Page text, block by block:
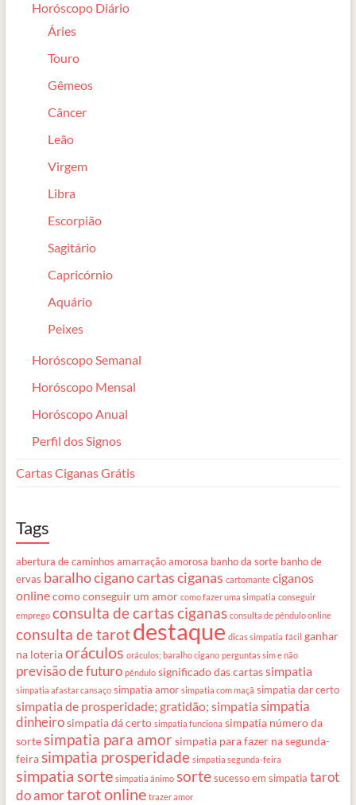
Horóscopo Diário
Áries
Touro
Gêmeos
Câncer
Leão
Virgem
Libra
Escorpião
Sagitário
Capricórnio
Aquário
Peixes
Horóscopo Semanal
Horóscopo Mensal
Horóscopo Anual
Perfil dos Signos
Cartas Ciganas Grátis
Tags
abertura de caminhos amarração amorosa banho da sorte banho de
ervas baralho ciganocartas ciganas cartomante ciganos
onlinecomo conseguir um amor como fazer uma simpatia conseguir
emprego consulta de cartas ciganas consulta de pêndulo online
consulta de tarotdestaque dicas simpatia fácil ganhar
na loteriaoráculos oráculos; baralho cigano perguntas sim e não
previsão de futuro pêndulo significado das cartassimpatia
simpatia afastar cansaço simpatia amor simpatia com maçã simpatia dar certo
simpatia de prosperidade; gratidão; simpatia simpatia
dinheirosimpatia dá certo simpatia funciona simpatia número da
sortesimpatia para amor simpatia para fazer na segunda-
feirasimpatia prosperidade simpatia segunda-feira
simpatia sorte simpatia ânimo sorte sucesso em simpatia tarot
do amortarot online trazer amor